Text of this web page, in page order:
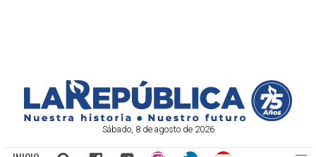
Sábado, 8 de agosto de 2026